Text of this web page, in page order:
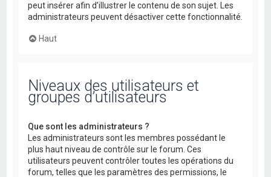
peut insérer afin d’illustrer le contenu de son sujet. Les
administrateurs peuvent désactiver cette fonctionnalité.
Haut
Niveaux des utilisateurs et
groupes d’utilisateurs
Que sont les administrateurs ?
Les administrateurs sont les membres possédant le
plus haut niveau de contrôle sur le forum. Ces
utilisateurs peuvent contrôler toutes les opérations du
forum, telles que les paramètres des permissions, le